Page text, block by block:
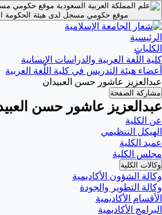
موقع حكومي
موقع حكومي مسجل لدى هيئة الحكومة
الرئيسية
الكليات
كلية اللّغة العربية والدراسات الإنسانية
أعضاء هيئة التدريس في كلية اللّغة العربية
عبدالعزيز عاشور حسن العبيدان
مشاركة الصفحة
عبدالعزيز عاشور حسن
عن الكلية
الهيكل التنظيمي
عميد الكلية
مجلس الكلية
وكالات الكلية
وكالة الشؤون الأكاديمية
وكالة التطوير والجودة
الأقسام الأكاديمية
البرامج الأكاديمية